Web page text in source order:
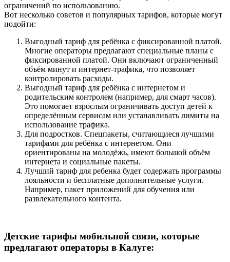
ограничений по использованию.
Вот несколько советов и популярных тарифов, которые могут
подойти:
Выгодный тариф для ребёнка с фиксированной платой.
Многие операторы предлагают специальные планы с
фиксированной платой. Они включают ограниченный
объём минут и интернет-трафика, что позволяет
контролировать расходы.
Выгодный тариф для ребёнка с интернетом и
родительским контролем (например, для смарт часов).
Это помогает взрослым ограничивать доступ детей к
определённым сервисам или устанавливать лимиты на
использование трафика.
Для подростков. Спецпакеты, считающиеся лучшими
тарифами для ребёнка с интернетом. Они
ориентированы на молодёжь, имеют большой объём
интернета и социальные пакеты.
Лучший тариф для ребенка будет содержать программы
лояльности и бесплатные дополнительные услуги.
Например, пакет приложений для обучения или
развлекательного контента.
Детские тарифы мобильной связи, которые
предлагают операторы в Калуге: